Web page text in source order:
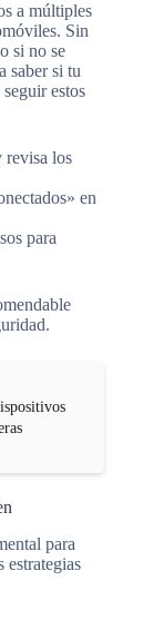
a múltiples
Sin
si no se
saber si tu
estos
revisa los
en
para
para
estrategias